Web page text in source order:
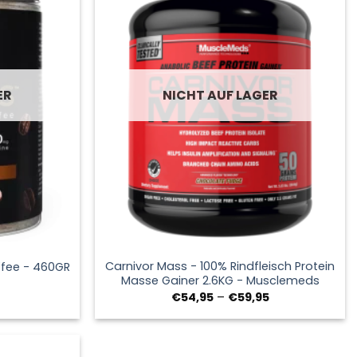
- 460GR
NICHT AUF LAGER
Carnivor Mass - 100% Rindfleisch Protein
Masse Gainer 2.6KG - Musclemeds
€54,95 – €59,95Preisspanne:
bis